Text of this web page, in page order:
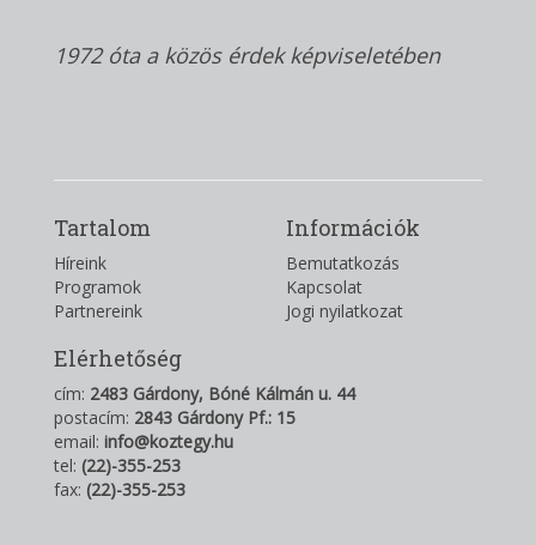
1972 óta a közös érdek képviseletében
Tartalom
Híreink
Programok
Partnereink
Információk
Bemutatkozás
Kapcsolat
Jogi nyilatkozat
Elérhetőség
cím: 2483 Gárdony, Bóné Kálmán u. 44
postacím: 2843 Gárdony Pf.: 15
email: info@koztegy.hu
tel: (22)-355-253
fax: (22)-355-253